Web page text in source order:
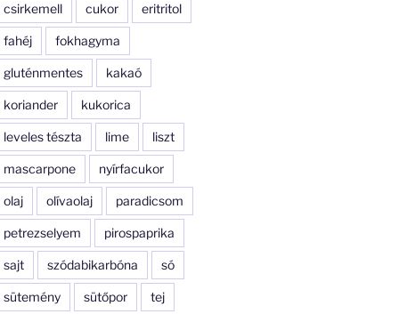
csirkemell cukor eritritol
fahéj fokhagyma
gluténmentes kakaó
koriander kukorica
leveles tészta lime liszt
mascarpone nyírfacukor
olaj olívaolaj paradicsom
petrezselyem pirospaprika
sajt szódabikarbóna só
sütemény sütőpor tej